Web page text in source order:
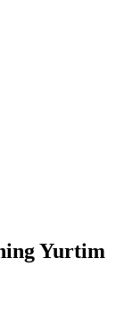
Yurtim